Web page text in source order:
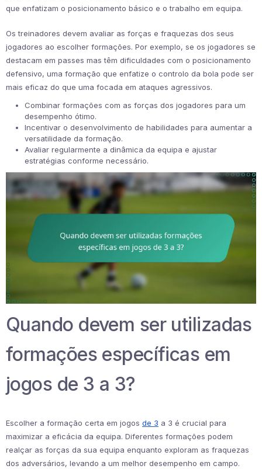
que enfatizam o posicionamento básico e o trabalho em equipa.
Os treinadores devem avaliar as forças e fraquezas dos seus
jogadores ao escolher formações. Por exemplo, se os jogadores se
destacam em passes mas têm dificuldades com o posicionamento
defensivo, uma formação que enfatize o controlo da bola pode ser
mais eficaz do que uma focada em ataques agressivos.
Combinar formações com as forças dos jogadores para um
desempenho ótimo.
Incentivar o desenvolvimento de habilidades para aumentar a
versatilidade da formação.
Avaliar regularmente a dinâmica da equipa e ajustar
estratégias conforme necessário.
Quando devem ser utilizadas
formações específicas em
jogos de 3 a 3?
Escolher a formação certa em jogos de 3 a 3 é crucial para
maximizar a eficácia da equipa. Diferentes formações podem
realçar as forças da sua equipa enquanto exploram as fraquezas
dos adversários, levando a um melhor desempenho em campo.